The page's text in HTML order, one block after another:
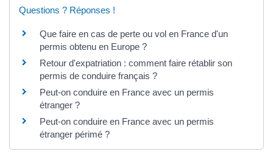
Questions ? Réponses !
Que faire en cas de perte ou vol en France d'un
permis obtenu en Europe ?
Retour d'expatriation : comment faire rétablir son
permis de conduire français ?
Peut-on conduire en France avec un permis
étranger ?
Peut-on conduire en France avec un permis
étranger périmé ?